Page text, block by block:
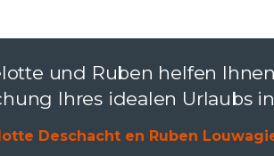
und Ruben helfen
Ihres idealen Urlaubs
Deschacht en Ruben